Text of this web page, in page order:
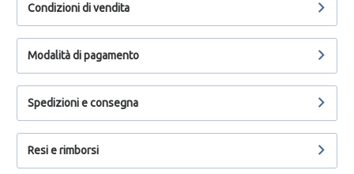
Condizioni di vendita
Modalità di pagamento
Spedizioni e consegna
Resi e rimborsi